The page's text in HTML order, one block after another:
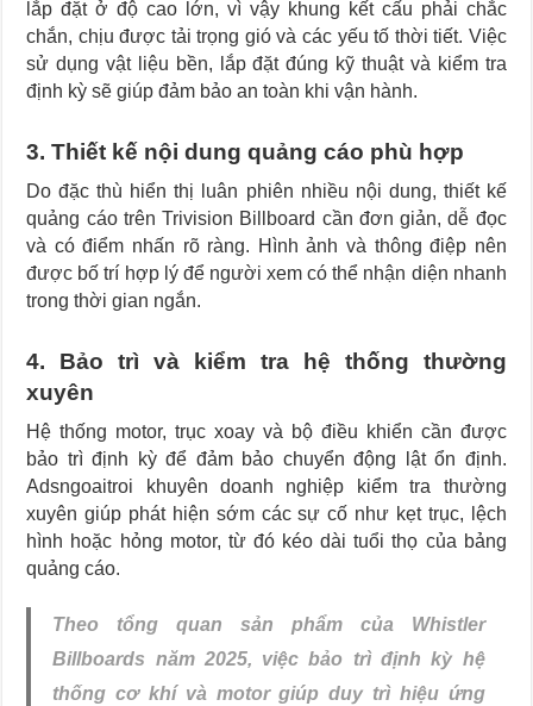
lắp đặt ở độ cao lớn, vì vậy khung kết cấu phải chắc
chắn, chịu được tải trọng gió và các yếu tố thời tiết. Việc
sử dụng vật liệu bền, lắp đặt đúng kỹ thuật và kiểm tra
định kỳ sẽ giúp đảm bảo an toàn khi vận hành.
3. Thiết kế nội dung quảng cáo phù hợp
Do đặc thù hiển thị luân phiên nhiều nội dung, thiết kế
quảng cáo trên Trivision Billboard cần đơn giản, dễ đọc
và có điểm nhấn rõ ràng. Hình ảnh và thông điệp nên
được bố trí hợp lý để người xem có thể nhận diện nhanh
trong thời gian ngắn.
4. Bảo trì và kiểm tra hệ thống thường
xuyên
Hệ thống motor, trục xoay và bộ điều khiển cần được
bảo trì định kỳ để đảm bảo chuyển động lật ổn định.
Adsngoaitroi khuyên doanh nghiệp kiểm tra thường
xuyên giúp phát hiện sớm các sự cố như kẹt trục, lệch
hình hoặc hỏng motor, từ đó kéo dài tuổi thọ của bảng
quảng cáo.
Theo tổng quan sản phẩm của Whistler
Billboards năm 2025, việc bảo trì định kỳ hệ
thống cơ khí và motor giúp duy trì hiệu ứng